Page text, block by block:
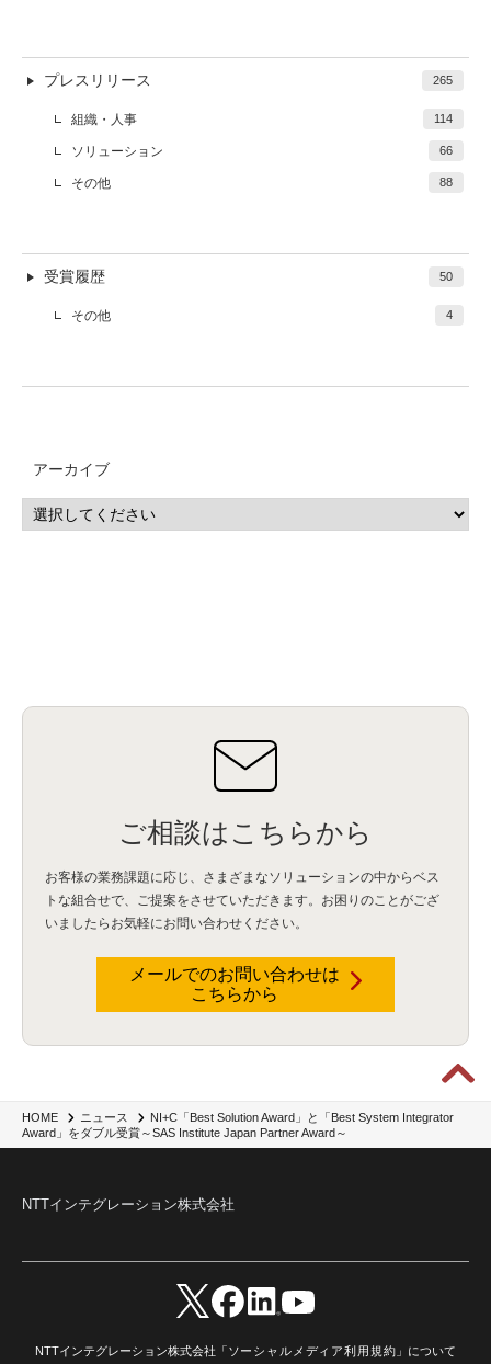
HOME ニュース
NI+C「Best Solution Award」と「Best System Integrator
Award」をダブル受賞～SAS Institute Japan Partner Award～
プレスリリース 265
組織・人事 114
ソリューション 66
その他 88
受賞履歴 50
その他 4
アーカイブ
ご相談はこちらから
お客様の業務課題に応じ、さまざまなソリューションの中からベス
トな組合せで、
ご提案をさせていただきます。お困りのことがござ
いましたらお気軽にお問い合わせください。
メールでのお問い合わせは
こちらから
NTTインテグレーション株式会社
NTTインテグレーション株式会社「ソーシャルメディア利用規約 」について